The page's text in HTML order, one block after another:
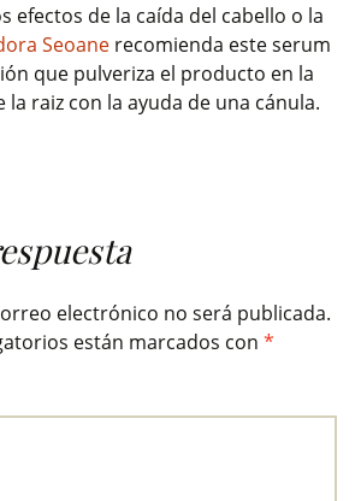
efectos de la caída del cabello o la
Seoanerecomienda este serum
que pulveriza el producto en la
la raiz con la ayuda de una cánula.
electrónico no será publicada.
están marcados con *